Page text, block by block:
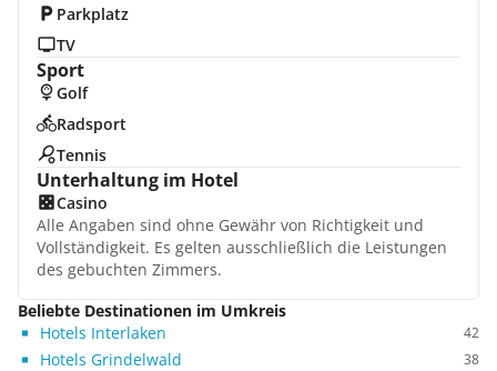
Parkplatz
TV
Sport
Golf
Radsport
Tennis
Unterhaltung im Hotel
Casino
Alle Angaben sind ohne Gewähr von Richtigkeit und
Vollständigkeit. Es gelten ausschließlich die Leistungen
des gebuchten Zimmers.
Beliebte Destinationen im Umkreis
Hotels Interlaken
42
Hotels Grindelwald 38